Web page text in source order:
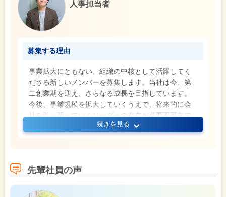
人事担当者
募集する理由
事業拡大にともない、組織の中核として活躍してく
ださる新しいメンバーを募集します。当社は今、第
二創業期を迎え、さらなる成長を目指しています。
今後、事業規模を拡大していくうえで、将来的に会
社を引っ張っていくリーダーの存在が必要不可欠で
す。今回の募集は、未経験からでも意欲次第で幹部
続きを見る
先輩社員の声